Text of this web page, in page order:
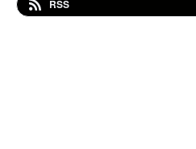
escritura se enfoca en la
RSS